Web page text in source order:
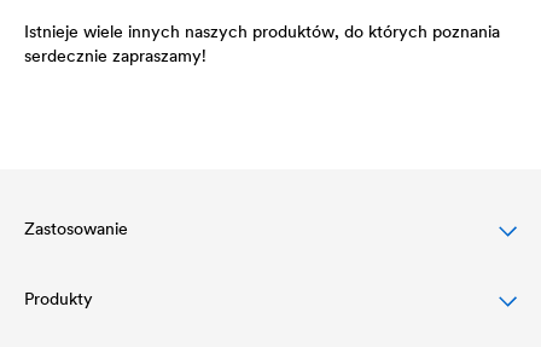
Istnieje wiele innych naszych produktów, do których poznania
serdecznie zapraszamy!
Zastosowanie
Ochrona dachów skośnych
Produkty